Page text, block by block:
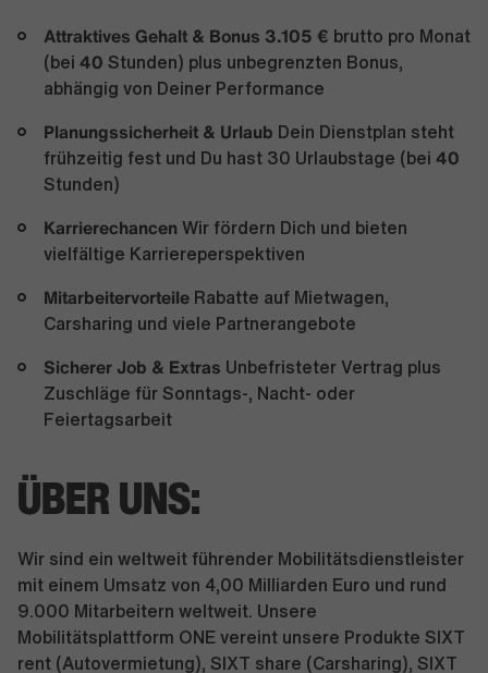
Attraktives Gehalt & Bonus 3.105 € brutto pro Monat
(bei 40 Stunden) plus unbegrenzten Bonus,
abhängig von Deiner Performance
Planungssicherheit & Urlaub Dein Dienstplan steht
frühzeitig fest und Du hast 30 Urlaubstage (bei 40
Stunden)
Karrierechancen Wir fördern Dich und bieten
vielfältige Karriereperspektiven
Mitarbeitervorteile Rabatte auf Mietwagen,
Carsharing und viele Partnerangebote
Sicherer Job & Extras Unbefristeter Vertrag plus
Zuschläge für Sonntags-, Nacht- oder
Feiertagsarbeit
ÜBER UNS:
Wir sind ein weltweit führender Mobilitätsdienstleister
mit einem Umsatz von 4,00 Milliarden Euro und rund
9.000 Mitarbeitern weltweit. Unsere
Mobilitätsplattform ONE vereint unsere Produkte SIXT
rent (Autovermietung), SIXT share (Carsharing), SIXT